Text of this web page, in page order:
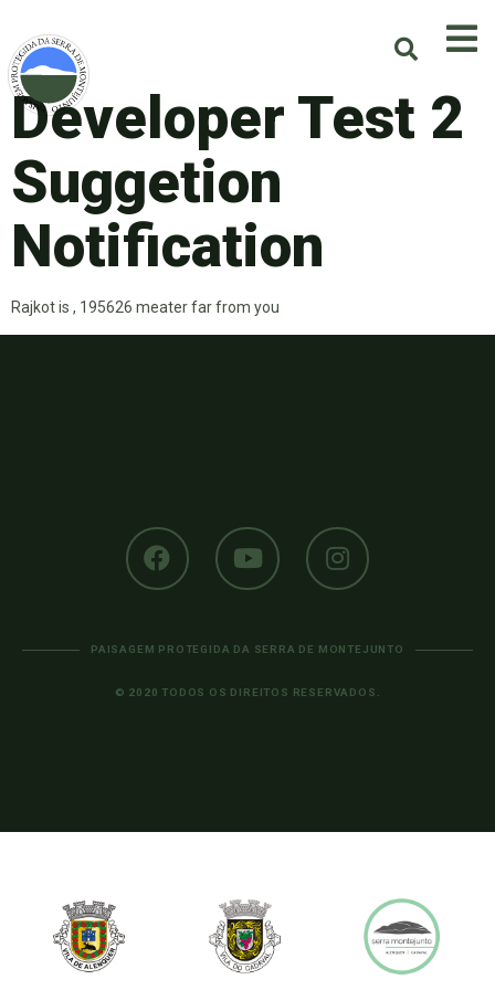
Developer Test 2
Suggetion
Notification
Rajkot is , 195626 meater far from you
PAISAGEM PROTEGIDA DA SERRA DE MONTEJUNTO
© 2020 TODOS OS DIREITOS RESERVADOS.